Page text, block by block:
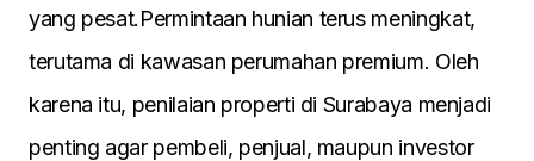
yang pesat.Permintaan hunian terus meningkat,
terutama di kawasan perumahan premium. Oleh
karena itu, penilaian properti di Surabaya menjadi
penting agar pembeli, penjual, maupun investor